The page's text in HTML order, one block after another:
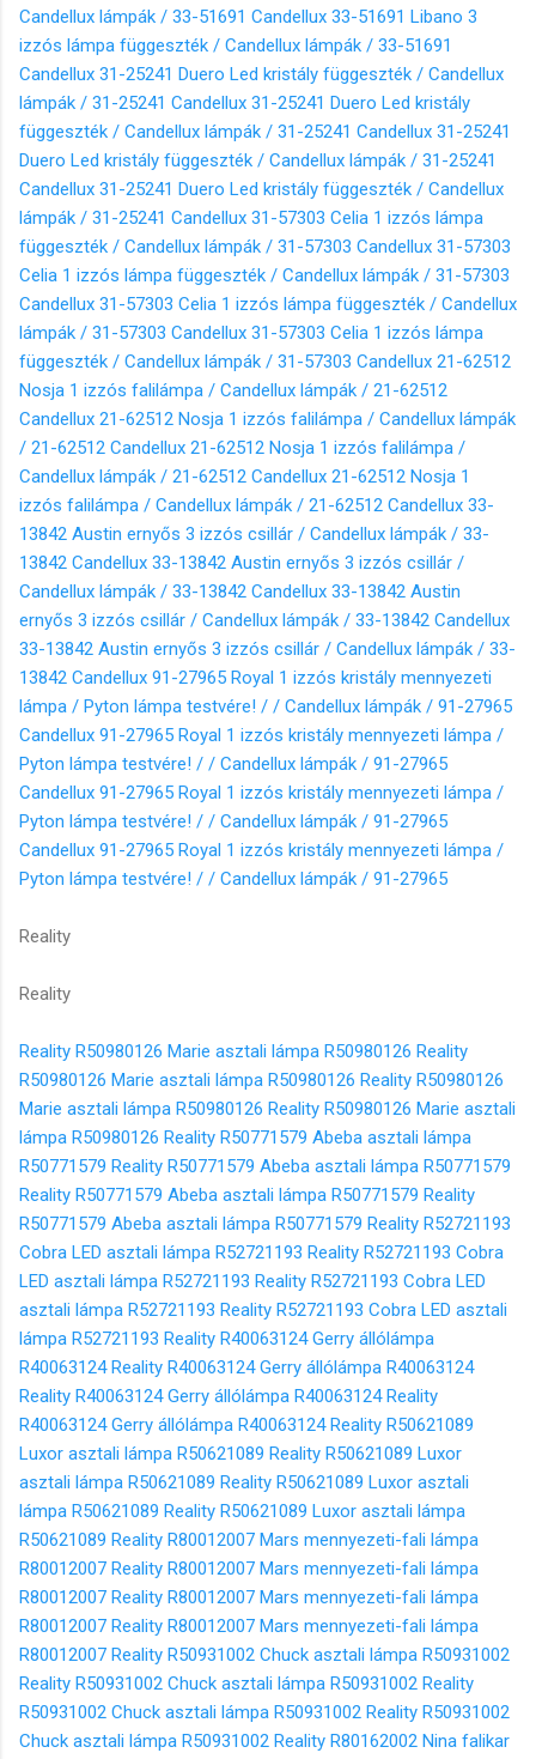
Candellux lámpák / 33-51691 Candellux 33-51691 Libano 3
izzós lámpa függeszték / Candellux lámpák / 33-51691
Candellux 31-25241 Duero Led kristály függeszték / Candellux
lámpák / 31-25241 Candellux 31-25241 Duero Led kristály
függeszték / Candellux lámpák / 31-25241 Candellux 31-25241
Duero Led kristály függeszték / Candellux lámpák / 31-25241
Candellux 31-25241 Duero Led kristály függeszték / Candellux
lámpák / 31-25241 Candellux 31-57303 Celia 1 izzós lámpa
függeszték / Candellux lámpák / 31-57303 Candellux 31-57303
Celia 1 izzós lámpa függeszték / Candellux lámpák / 31-57303
Candellux 31-57303 Celia 1 izzós lámpa függeszték / Candellux
lámpák / 31-57303 Candellux 31-57303 Celia 1 izzós lámpa
függeszték / Candellux lámpák / 31-57303 Candellux 21-62512
Nosja 1 izzós falilámpa / Candellux lámpák / 21-62512
Candellux 21-62512 Nosja 1 izzós falilámpa / Candellux lámpák
/ 21-62512 Candellux 21-62512 Nosja 1 izzós falilámpa /
Candellux lámpák / 21-62512 Candellux 21-62512 Nosja 1
izzós falilámpa / Candellux lámpák / 21-62512 Candellux 33-
13842 Austin ernyős 3 izzós csillár / Candellux lámpák / 33-
13842 Candellux 33-13842 Austin ernyős 3 izzós csillár /
Candellux lámpák / 33-13842 Candellux 33-13842 Austin
ernyős 3 izzós csillár / Candellux lámpák / 33-13842 Candellux
33-13842 Austin ernyős 3 izzós csillár / Candellux lámpák / 33-
13842 Candellux 91-27965 Royal 1 izzós kristály mennyezeti
lámpa / Pyton lámpa testvére! / / Candellux lámpák / 91-27965
Candellux 91-27965 Royal 1 izzós kristály mennyezeti lámpa /
Pyton lámpa testvére! / / Candellux lámpák / 91-27965
Candellux 91-27965 Royal 1 izzós kristály mennyezeti lámpa /
Pyton lámpa testvére! / / Candellux lámpák / 91-27965
Candellux 91-27965 Royal 1 izzós kristály mennyezeti lámpa /
Pyton lámpa testvére! / / Candellux lámpák / 91-27965
Reality
Reality
Reality R50980126 Marie asztali lámpa R50980126 Reality
R50980126 Marie asztali lámpa R50980126 Reality R50980126
Marie asztali lámpa R50980126 Reality R50980126 Marie asztali
lámpa R50980126 Reality R50771579 Abeba asztali lámpa
R50771579 Reality R50771579 Abeba asztali lámpa R50771579
Reality R50771579 Abeba asztali lámpa R50771579 Reality
R50771579 Abeba asztali lámpa R50771579 Reality R52721193
Cobra LED asztali lámpa R52721193 Reality R52721193 Cobra
LED asztali lámpa R52721193 Reality R52721193 Cobra LED
asztali lámpa R52721193 Reality R52721193 Cobra LED asztali
lámpa R52721193 Reality R40063124 Gerry állólámpa
R40063124 Reality R40063124 Gerry állólámpa R40063124
Reality R40063124 Gerry állólámpa R40063124 Reality
R40063124 Gerry állólámpa R40063124 Reality R50621089
Luxor asztali lámpa R50621089 Reality R50621089 Luxor
asztali lámpa R50621089 Reality R50621089 Luxor asztali
lámpa R50621089 Reality R50621089 Luxor asztali lámpa
R50621089 Reality R80012007 Mars mennyezeti-fali lámpa
R80012007 Reality R80012007 Mars mennyezeti-fali lámpa
R80012007 Reality R80012007 Mars mennyezeti-fali lámpa
R80012007 Reality R80012007 Mars mennyezeti-fali lámpa
R80012007 Reality R50931002 Chuck asztali lámpa R50931002
Reality R50931002 Chuck asztali lámpa R50931002 Reality
R50931002 Chuck asztali lámpa R50931002 Reality R50931002
Chuck asztali lámpa R50931002 Reality R80162002 Nina falikar